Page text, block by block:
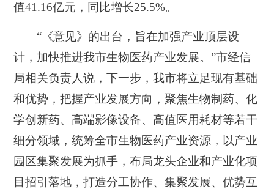
值41.16亿元，同比增长25.5%。
“《意见》的出台，旨在加强产业顶层设
计，加快推进我市生物医药产业发展。”市经信
局相关负责人说，下一步，我市将立足现有基础
和优势，把握产业发展方向，聚焦生物制药、化
学创新药、高端影像设备、高值医用耗材等若干
细分领域，统筹全市生物医药产业资源，以产业
园区集聚发展为抓手，布局龙头企业和产业化项
目招引落地，打造分工协作、集聚发展、优势互